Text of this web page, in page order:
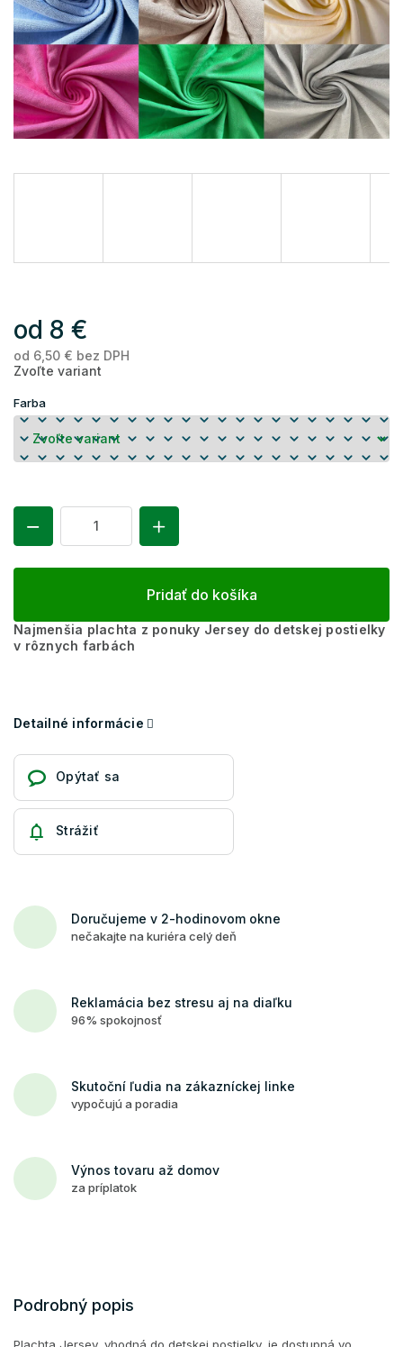
od 8 €
od 6,50 € bez DPH
Zvoľte variant
Farba
Pridať do košíka
Najmenšia plachta z ponuky Jersey do detskej postielky
v rôznych farbách
Detailné informácie
Opýtať sa
Strážiť
Doručujeme v 2-hodinovom okne
nečakajte na kuriéra celý deň
Reklamácia bez stresu aj na diaľku
96% spokojnosť
Skutoční ľudia na zákazníckej linke
vypočujú a poradia
Výnos tovaru až domov
za príplatok
Podrobný popis